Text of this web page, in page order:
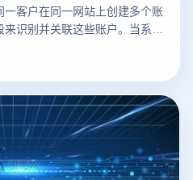
客户在同一网站上创建多个账
识别并关联这些账户。当系统
便会判定为关联账户。这种情
户，如何有效防止账户之间的
使用云登防关联浏览器。